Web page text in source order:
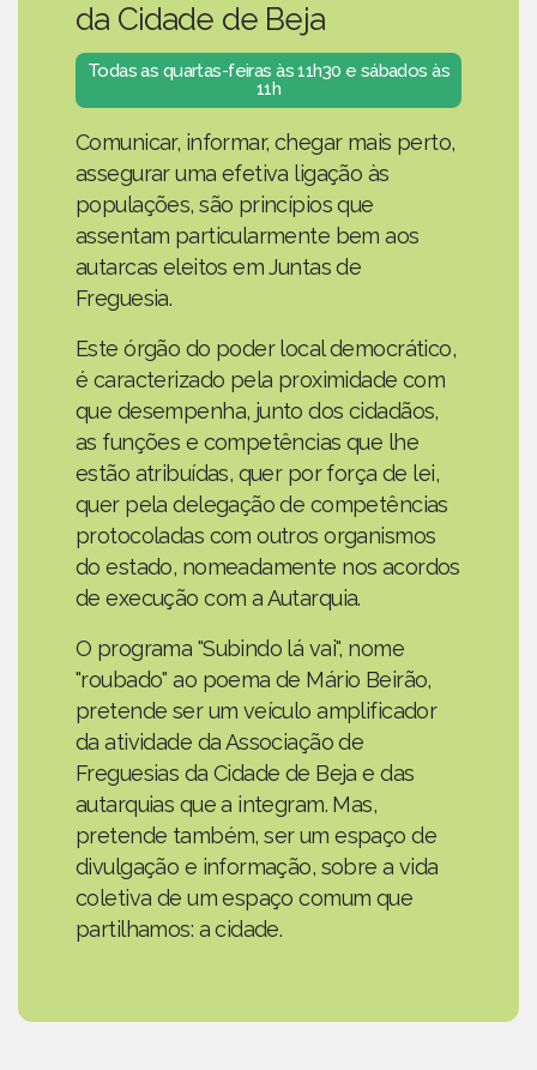
da Cidade de Beja
Todas as quartas-feiras às 11h30 e sábados às
11h
Comunicar, informar, chegar mais perto,
assegurar uma efetiva ligação às
populações, são princípios que
assentam particularmente bem aos
autarcas eleitos em Juntas de
Freguesia.
Este órgão do poder local democrático,
é caracterizado pela proximidade com
que desempenha, junto dos cidadãos,
as funções e competências que lhe
estão atribuídas, quer por força de lei,
quer pela delegação de competências
protocoladas com outros organismos
do estado, nomeadamente nos acordos
de execução com a Autarquia.
O programa "Subindo lá vai", nome
"roubado" ao poema de Mário Beirão,
pretende ser um veículo amplificador
da atividade da Associação de
Freguesias da Cidade de Beja e das
autarquias que a integram. Mas,
pretende também, ser um espaço de
divulgação e informação, sobre a vida
coletiva de um espaço comum que
partilhamos: a cidade.